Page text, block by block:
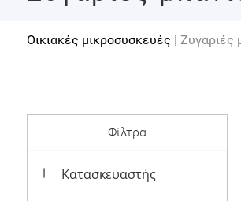
Οικιακές μικροσυσκευές | Ζυγαριές
Φίλτρα
Κατασκευαστής